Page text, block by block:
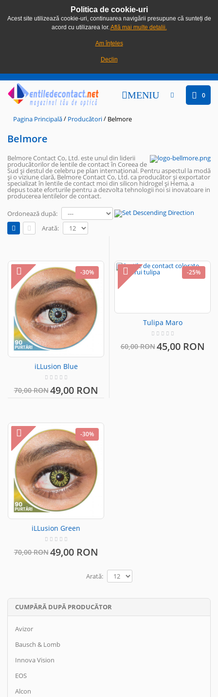
Politica de cookie-uri
Acest site utilizează cookie-uri, continuarea navigării presupune că sunteți de
acord cu utilizarea lor.Află mai multe detalii.
Am înțeles
Declin
0
MENIU
Pagina Principală/ Producători/ Belmore
Belmore
Belmore Contact Co, Ltd. este unul din liderii
producătorilor de lentile de contact în Coreea de
Sud și destul de celebru pe plan internațional. Pentru aspectul la modă
și o viziune clară, Belmore Contact Co, Ltd. ca producător și exportator
specializat în lentile de contact moi din silicon hidrogel și Hema, a
depus toate eforturile pentru a dezvolta tehnologii noi si inovatoare in
producerea lentilelor de contact.
Ordonează după:
Arată:
-30%
iLLusion Blue
70,00 RON49,00 RON
-25%
Tulipa Maro
60,00 RON45,00 RON
-30%
iLLusion Green
70,00 RON49,00 RON
Arată:
CUMPĂRĂ DUPĂ PRODUCĂTOR
Avizor
Bausch & Lomb
Innova Vision
EOS
Alcon